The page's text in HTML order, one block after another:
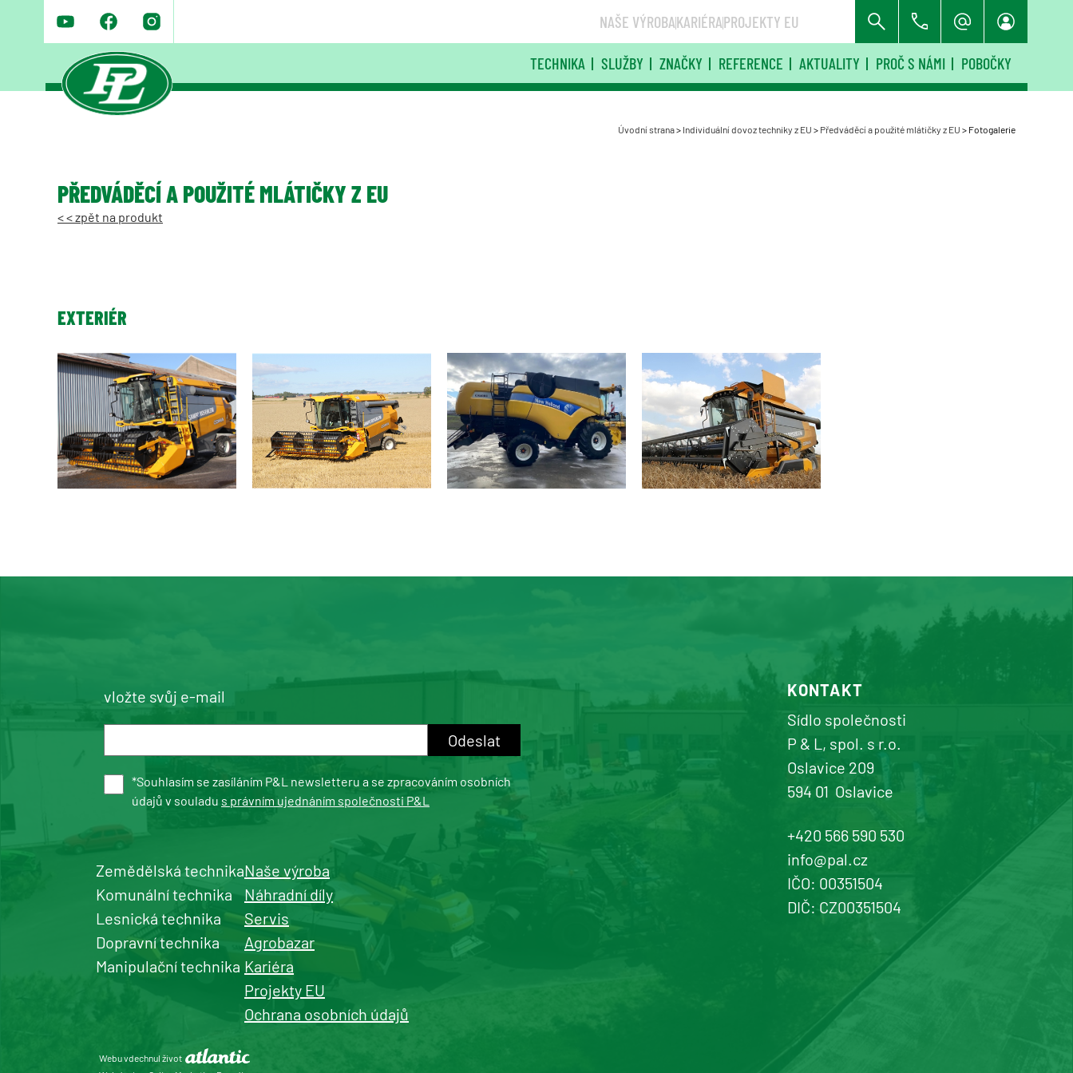
NAŠE VÝROBAKARIÉRAPROJEKTY EU
TECHNIKA SLUŽBY ZNAČKY REFERENCE AKTUALITY PROČ S NÁMI POBOČKY
Úvodní strana> Individuální dovoz techniky z EU > Předváděcí a použité mlátičky z EU > Fotogalerie
PŘEDVÁDĚCÍ A POUŽITÉ MLÁTIČKY Z EU
< < zpět na produkt
EXTERIÉR
KONTAKT
Sídlo společnosti
P & L, spol. s r.o.
Oslavice 209
594 01 Oslavice
+420 566 590 530
info@pal.cz
IČO: 00351504
DIČ: CZ00351504
vložte svůj e-mail
*Souhlasím se zasíláním P&L newsletteru a se zpracováním osobních
údajů v souladu s právním ujednáním společnosti P&L
Zemědělská technika
Komunální technika
Lesnická technika
Dopravní technika
Manipulační technika
Naše výroba
Náhradní díly
Servis
Agrobazar
Kariéra
Projekty EU
Ochrana osobních údajů
Webu vdechnul život